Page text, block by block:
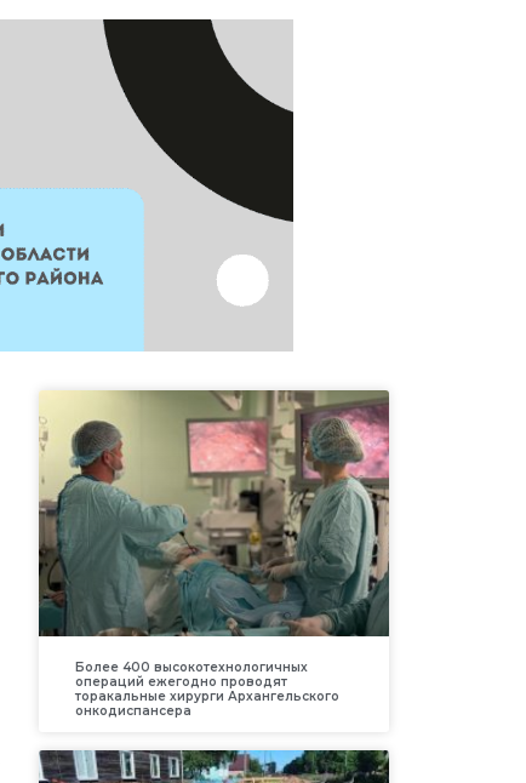
Более 400 высокотехнологичных
операций ежегодно проводят
торакальные хирурги Архангельского
онкодиспансера